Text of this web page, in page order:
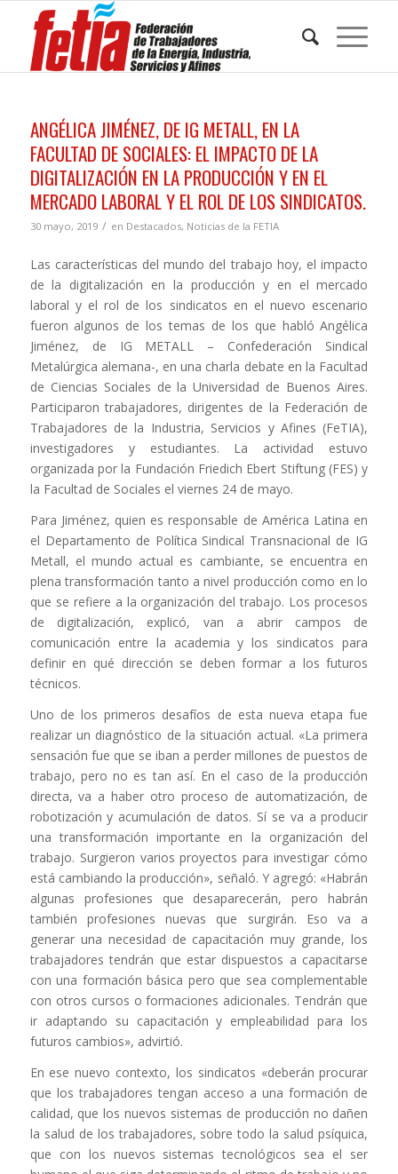
ANGÉLICA JIMÉNEZ, DE IG METALL, EN LA
FACULTAD DE SOCIALES: EL IMPACTO DE LA
DIGITALIZACIÓN EN LA PRODUCCIÓN Y EN EL
MERCADO LABORAL Y EL ROL DE LOS SINDICATOS.
30 mayo, 2019 / en Destacados, Noticias de la FETIA
Las características del mundo del trabajo hoy, el impacto
de la digitalización en la producción y en el mercado
laboral y el rol de los sindicatos en el nuevo escenario
fueron algunos de los temas de los que habló Angélica
Jiménez, de IG METALL – Confederación Sindical
Metalúrgica alemana-, en una charla debate en la Facultad
de Ciencias Sociales de la Universidad de Buenos Aires.
Participaron trabajadores, dirigentes de la Federación de
Trabajadores de la Industria, Servicios y Afines (FeTIA),
investigadores y estudiantes. La actividad estuvo
organizada por la Fundación Friedich Ebert Stiftung (FES) y
la Facultad de Sociales el viernes 24 de mayo.
Para Jiménez, quien es responsable de América Latina en
el Departamento de Política Sindical Transnacional de IG
Metall, el mundo actual es cambiante, se encuentra en
plena transformación tanto a nivel producción como en lo
que se refiere a la organización del trabajo. Los procesos
de digitalización, explicó, van a abrir campos de
comunicación entre la academia y los sindicatos para
definir en qué dirección se deben formar a los futuros
técnicos.
Uno de los primeros desafíos de esta nueva etapa fue
realizar un diagnóstico de la situación actual. «La primera
sensación fue que se iban a perder millones de puestos de
trabajo, pero no es tan así. En el caso de la producción
directa, va a haber otro proceso de automatización, de
robotización y acumulación de datos. Sí se va a producir
una transformación importante en la organización del
trabajo. Surgieron varios proyectos para investigar cómo
está cambiando la producción», señaló. Y agregó: «Habrán
algunas profesiones que desaparecerán, pero habrán
también profesiones nuevas que surgirán. Eso va a
generar una necesidad de capacitación muy grande, los
trabajadores tendrán que estar dispuestos a capacitarse
con una formación básica pero que sea complementable
con otros cursos o formaciones adicionales. Tendrán que
ir adaptando su capacitación y empleabilidad para los
futuros cambios», advirtió.
En ese nuevo contexto, los sindicatos «deberán procurar
que los trabajadores tengan acceso a una formación de
calidad, que los nuevos sistemas de producción no dañen
la salud de los trabajadores, sobre todo la salud psíquica,
que con los nuevos sistemas tecnológicos sea el ser